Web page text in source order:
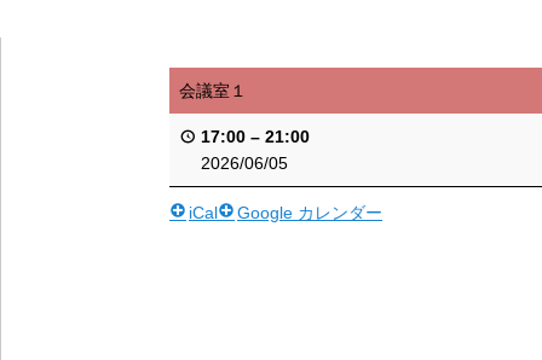
会議室１
17:00 – 21:00
2026/06/05
iCal Google カレンダー